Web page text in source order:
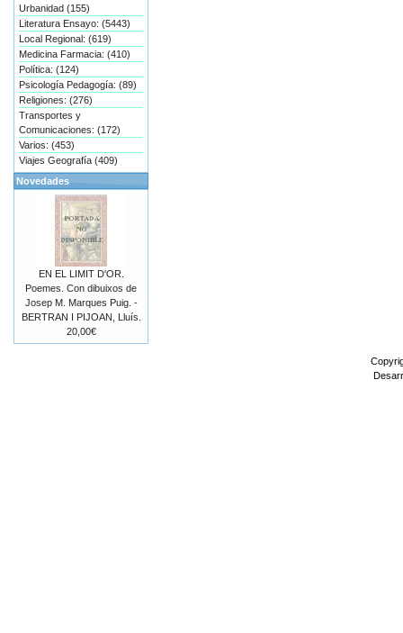
Urbanidad (155)
Literatura Ensayo: (5443)
Local Regional: (619)
Medicina Farmacia: (410)
Política: (124)
Psicología Pedagogía: (89)
Religiones: (276)
Transportes y
Comunicaciones: (172)
Varios: (453)
Viajes Geografía (409)
Novedades
EN EL LIMIT D'OR.
Poemes. Con dibuixos de
Josep M. Marques Puig. -
BERTRAN I PIJOAN, Lluís.
20,00€